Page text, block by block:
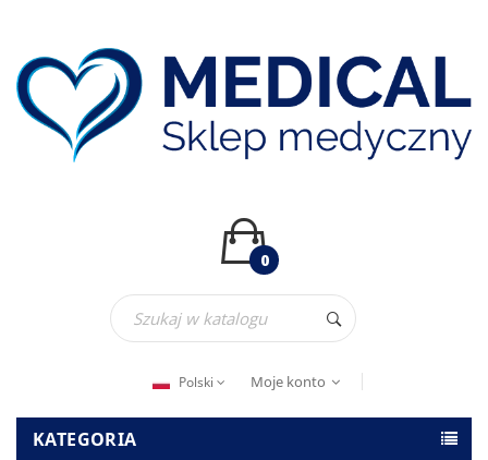
0
Polski Moje konto
KATEGORIA